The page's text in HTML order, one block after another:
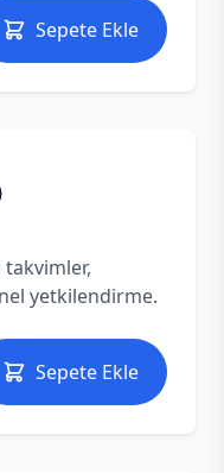
Sepete Ekle
takvimler,
yetkilendirme.
Sepete Ekle